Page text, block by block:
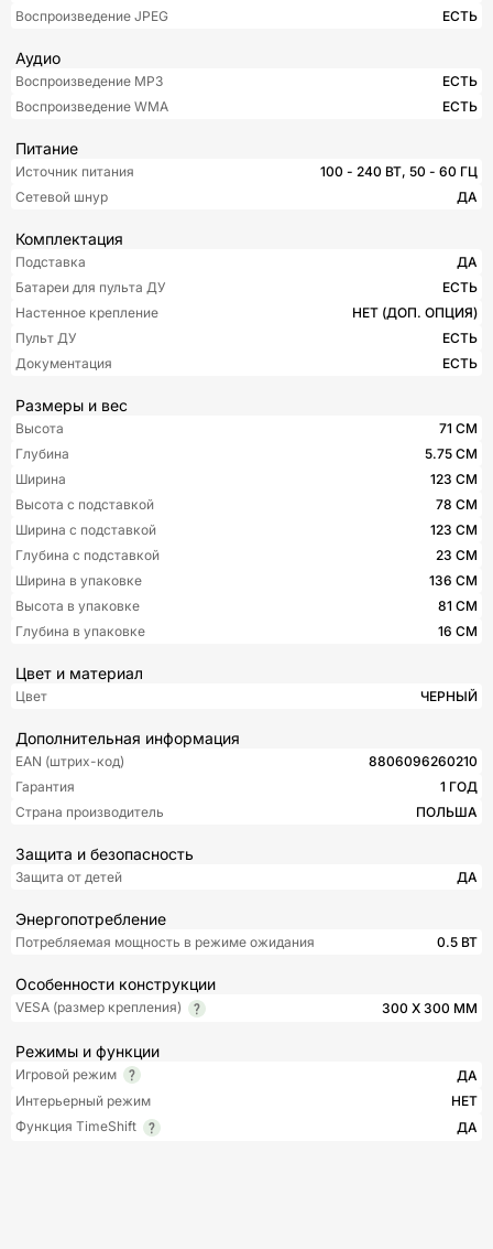
Воспроизведение JPEG ЕСТЬ
Аудио
Воспроизведение MP3
ЕСТЬ
Воспроизведение WMA
ЕСТЬ
Питание
Источник питания
100 - 240 ВТ, 50 - 60 ГЦ
Сетевой шнур
ДА
Комплектация
Подставка
ДА
Батареи для пульта ДУ
ЕСТЬ
Настенное крепление
НЕТ (ДОП. ОПЦИЯ)
Пульт ДУ
ЕСТЬ
Документация
ЕСТЬ
Размеры и вес
Высота
71 СМ
Глубина
5.75 СМ
Ширина
123 СМ
Высота с подставкой
78 СМ
Ширина с подставкой
123 СМ
Глубина с подставкой
23 СМ
Ширина в упаковке
136 СМ
Высота в упаковке
81 СМ
Глубина в упаковке
16 СМ
Цвет и материал
Цвет ЧЕРНЫЙ
Дополнительная информация
EAN (штрих-код)
8806096260210
Гарантия
1 ГОД
Страна производитель
ПОЛЬША
Защита и безопасность
Защита от детей ДА
Энергопотребление
Потребляемая мощность в режиме ожидания 0.5 ВТ
Особенности конструкции
VESA (размер крепления) 300 X 300 ММ
Режимы и функции
Игровой режим
ДА
Интерьерный режим
НЕТ
Функция TimeShift
ДА